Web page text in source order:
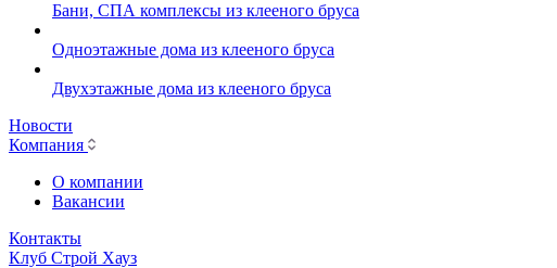
Бани, СПА комплексы из клееного бруса
Одноэтажные дома из клееного бруса
Двухэтажные дома из клееного бруса
Новости
Компания
О компании
Вакансии
Контакты
Клуб Строй Хауз